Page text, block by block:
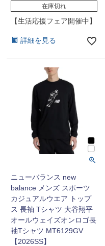
在庫切れ
【生活応援フェア開催中】
詳細を見る
ニューバランス new
balance メンズ スポーツ
カジュアルウエア トップ
ス 長袖 Tシャツ 大谷翔平
オールウェイズオンロゴ長
袖Tシャツ MT6129GV
【2026SS】